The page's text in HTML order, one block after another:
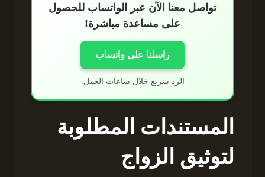
تواصل معنا الآن عبر الواتساب للحصول
على مساعدة مباشرة!
راسلنا على واتساب
الرد سريع خلال ساعات العمل.
المستندات المطلوبة
لتوثيق الزواج